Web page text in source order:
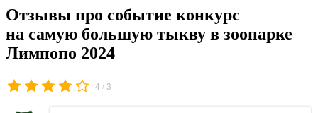
Отзывы про событие конкурс
на самую большую тыкву в зоопарке
Лимпопо 2024
4 /3